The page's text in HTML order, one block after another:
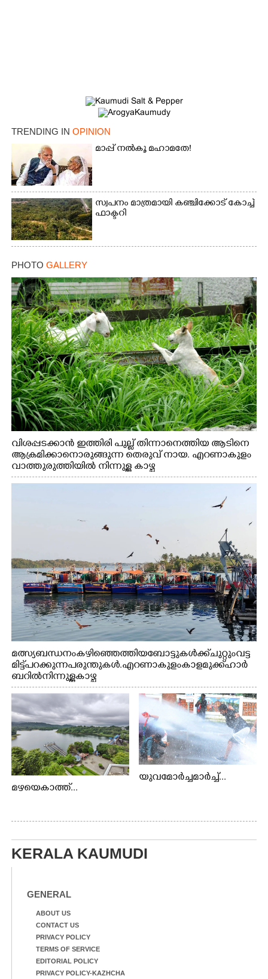
TRENDING IN OPINION
മാപ്പ് നൽകൂ മഹാമതേ!
സ്വപനം മാത്രമായി കഞ്ചിക്കോട് കോച്ച്
ഫാക്ടറി
PHOTO GALLERY
വിശപ്പടക്കാൻ ഇത്തിരി പുല്ല് തിന്നാനെത്തിയ ആടിനെ
ആക്രമിക്കാനൊരുങ്ങുന്ന തെരുവ് നായ. എറണാകുളം
വാത്തുരുത്തിയിൽ നിന്നുള്ള കാഴ്ച
മത്സ്യബന്ധനം കഴിഞ്ഞെത്തിയ ബോട്ടുകൾക്ക് ചുറ്റും വട്ട
മിട്ട് പറക്കുന്ന പരുന്തുകൾ. എറണാകുളം കാളമുക്ക് ഹാർ
ബറിൽ നിന്നുള്ള കാഴ്ച
മഴയെകാത്ത്...
യുവമോർച്ചമാർച്ച്...
KERALA KAUMUDI
GENERAL
ABOUT US
CONTACT US
PRIVACY POLICY
TERMS OF SERVICE
EDITORIAL POLICY
PRIVACY POLICY-KAZHCHA